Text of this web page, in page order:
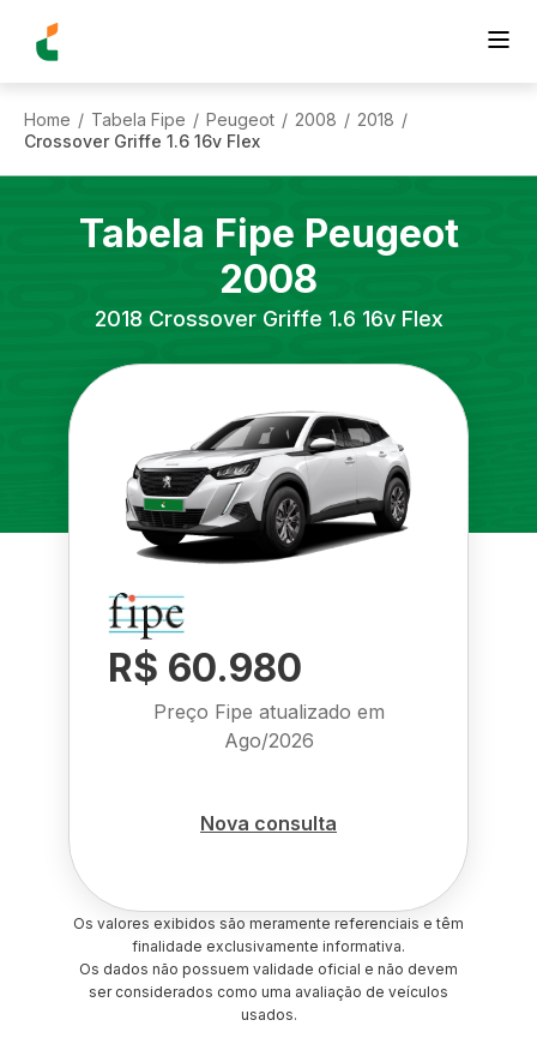
Home / Tabela Fipe / Peugeot / 2008 / 2018 /
Crossover Griffe 1.6 16v Flex
Tabela Fipe Peugeot
2008
2018 Crossover Griffe 1.6 16v Flex
R$ 60.980
Preço Fipe atualizado em
Ago/2026
Nova consulta
Os valores exibidos são meramente referenciais e têm
finalidade exclusivamente informativa.
Os dados não possuem validade oficial e não devem
ser considerados como uma avaliação de veículos
usados.